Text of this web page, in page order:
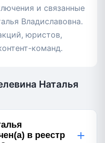
и связанные
Владиславовна.
юристов,
команд.
Наталья
в реестр
+